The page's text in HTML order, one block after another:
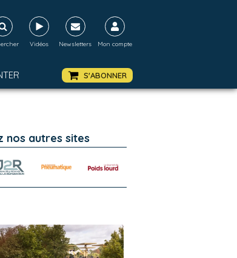
Vidéos Newsletters Mon compte
S'ABONNER
nos autres sites